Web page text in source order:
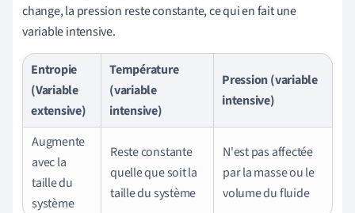
change, la pression reste constante, ce qui en fait une
variable intensive.
Entropie
(Variable
extensive)
Température
(variable
intensive)
Pression (variable
intensive)
Augmente
avec la
taille du
système
Reste constante
quelle que soit la
taille du système
N'est pas affectée
par la masse ou le
volume du fluide